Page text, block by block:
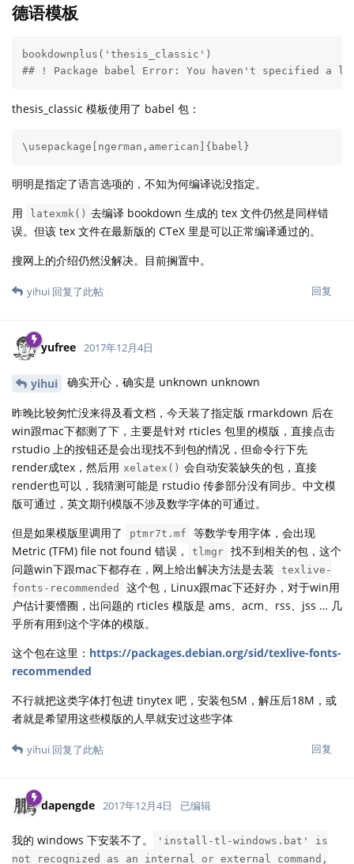
德语模板
bookdownplus('thesis_classic')
## ! Package babel Error: You haven't specified a
thesis_classic 模板使用了 babel 包：
\usepackage[ngerman,american]{babel}
明明是指定了语言选项的，不知为何编译说没指定。
用
latexmk() 去编译 bookdown 生成的 tex 文件仍然是同样错
误。但该 tex 文件在最新版的 CTeX 里是可以正常编译通过的。
搜网上的介绍仍然没解决。目前搁置中。
回复
yihui 回复了此帖
yufree 2017年12月4日
yihui 确实开心，确实是 unknown unknown
昨晚比较匆忙没来得及看文档，今天装了指定版 rmarkdown 后在
win跟mac下都测了下，主要是针对 rticles 包里的模版，直接点击
rstudio 上的按钮还是会出现找不到包的情况，但命令行下先
render成tex，然后用 xelatex() 会自动安装缺失的包，直接
render也可以，我猜测可能是 rstudio 传参部分没有同步。中文模
版可通过，英文期刊模版不涉及数学字体的可通过。
但是如果模版里调用了
ptmr7t.mf
等数学专用字体，会出现
Metric (TFM) file not found 错误，
tlmgr 找不到相关的包，这个
问题win下跟mac下都存在，网上给出解决方法是去装
texlive-
fonts-recommended
这个包，Linux跟mac下还好办，对于win用
户估计要懵圈，出问题的 rticles 模版是 ams、acm、rss、jss … 几
乎所有用到这个字体的模版。
这个包在这里： https://packages.debian.org/sid/texlive-fonts-
recommended
不行就把这类字体打包进 tinytex 吧，安装包5M，解压后18M，或
者就是希望用这些模版的人早就安过这些字体
回复
yihui 回复了此帖
dapengde 2017年12月4日 已编辑
我的 windows 下安装不了。
'install-tl-windows.bat' is
not recognized as an internal or external command,